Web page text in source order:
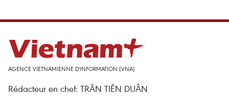
AGENCE VIETNAMIENNE D'INFORMATION (VNA)
Rédacteur en chef: TRÂN TIÊN DUÂN